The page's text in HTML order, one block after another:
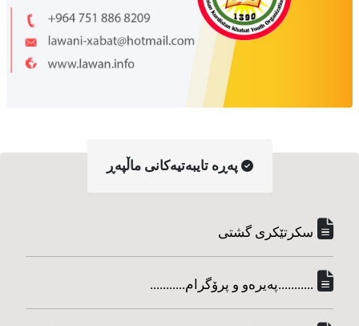
په‌ڕه‌ تایبه‌تیه‌کانی ماڵپه‌ڕ
سکرتێکری گشتی
...........په‌یره‌و و پرۆگرام...........